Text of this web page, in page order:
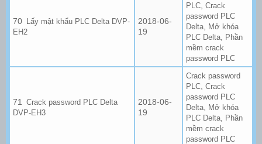
Lấy mật khẩu PLC Delta DVP-
EH2
2018-06-
19
PLC Crack
password PLC
Delta
Mở khóa
PLC Delta
Phần
mềm crack
password PLC
Crack password PLC Delta
DVP-EH3
2018-06-
19
Crack password
PLC Crack
password PLC
Delta
Mở khóa
PLC Delta
Phần
mềm crack
password PLC